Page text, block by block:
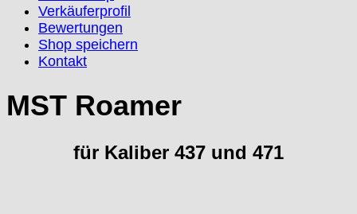
Emes
ESA - ETA
EUW
FE "France Ebauches"
Verkäuferprofil
Bewertungen
Shop speichern
Kontakt
MST Roamer
für Kaliber 437 und 471